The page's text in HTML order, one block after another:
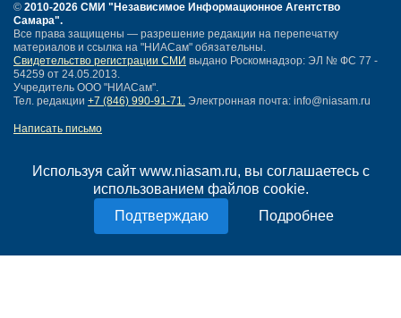
Используя сайт www.niasam.ru, вы соглашаетесь с
использованием файлов cookie.
Подробнее
© 2010-2026 СМИ "Независимое Информационное Агентство
Самара".
Все права защищены — разрешение редакции на перепечатку
материалов и ссылка на "НИАСам" обязательны.
Свидетельство регистрации СМИ выдано Роскомнадзор: ЭЛ № ФС 77 -
54259 от 24.05.2013.
Учредитель ООО "НИАСам".
Тел. редакции +7 (846) 990-91-71. Электронная почта: info@niasam.ru
Написать письмо
Нашли ошибку?
Политика конфиденциальности
Согласие на обработку персональных данных